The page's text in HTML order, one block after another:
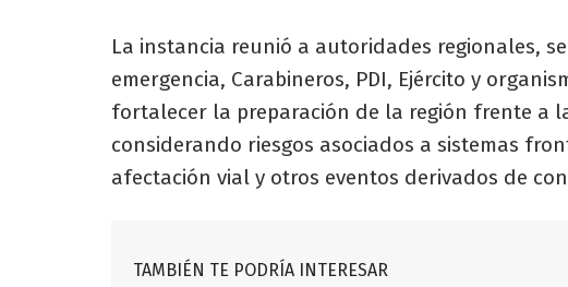
La instancia reunió a autoridades regionales,
emergencia, Carabineros, PDI, Ejército y
fortalecer la preparación de la región frente a
considerando riesgos asociados a sistemas
afectación vial y otros eventos derivados de
TAMBIÉN TE PODRÍA INTERESAR